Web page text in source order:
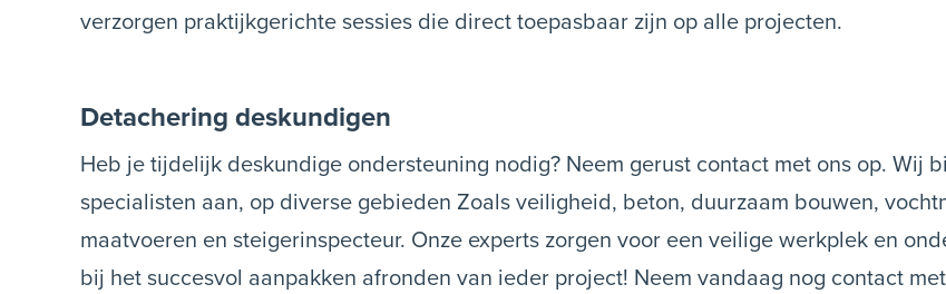
verzorgen praktijkgerichte sessies die direct toepasbaar zijn op alle projecten.
Detachering deskundigen
Heb je tijdelijk deskundige ondersteuning nodig? Neem gerust contact met ons op. Wij
specialisten aan, op diverse gebieden Zoals veiligheid, beton, duurzaam bouwen,
maatvoeren en steigerinspecteur. Onze experts zorgen voor een veilige werkplek en
bij het succesvol aanpakken afronden van ieder project! Neem vandaag nog contact